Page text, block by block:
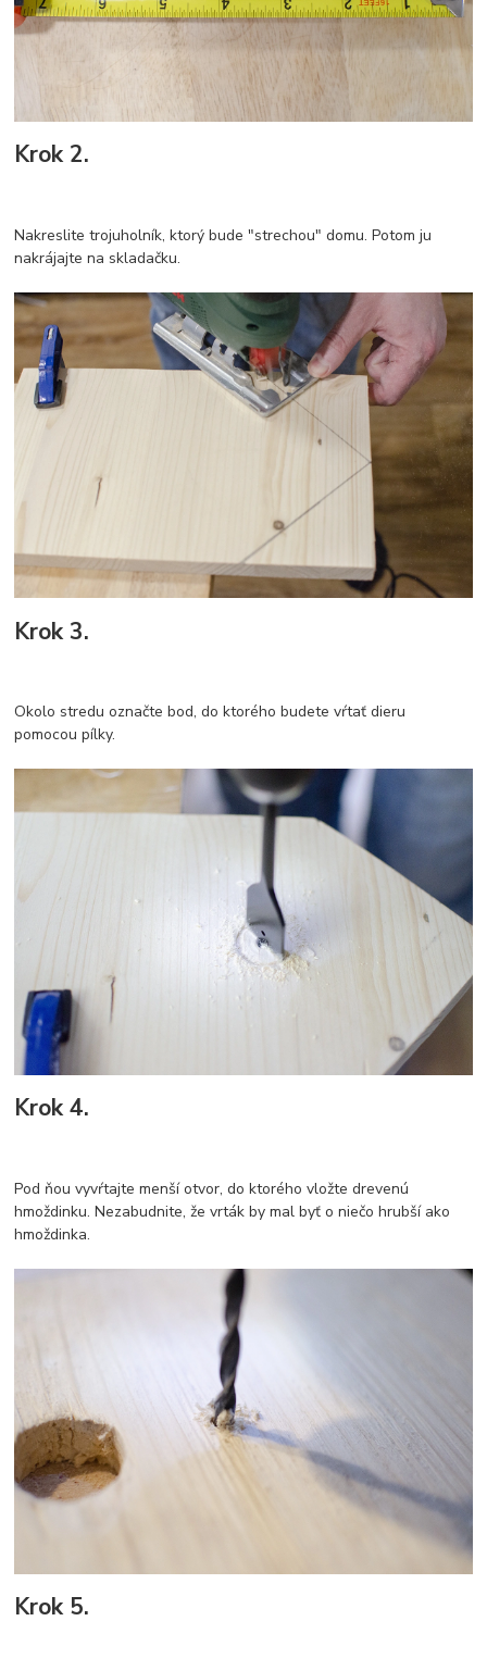
Krok 2.
Nakreslite trojuholník, ktorý bude "strechou" domu. Potom ju
nakrájajte na skladačku.
Krok 3.
Okolo stredu označte bod, do ktorého budete vŕtať dieru
pomocou pílky.
Krok 4.
Pod ňou vyvŕtajte menší otvor, do ktorého vložte drevenú
hmoždinku. Nezabudnite, že vrták by mal byť o niečo hrubší ako
hmoždinka.
Krok 5.